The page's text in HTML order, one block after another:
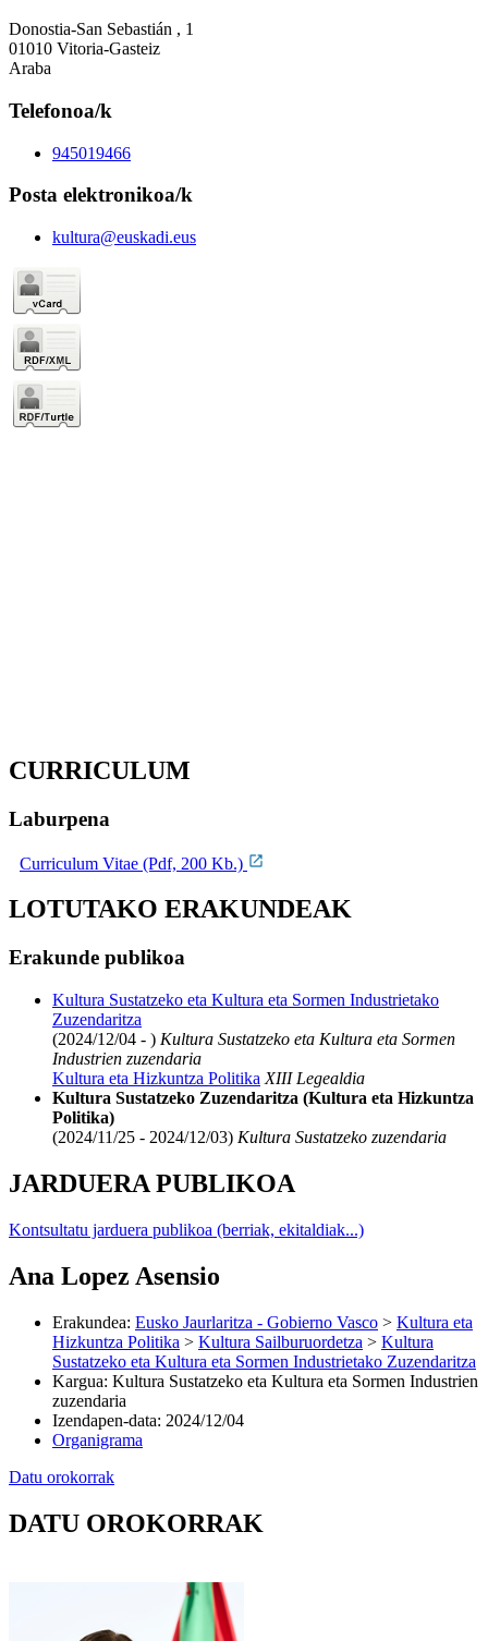
Donostia-San Sebastián , 1
01010 Vitoria-Gasteiz
Araba
Telefonoa/k
945019466
Posta elektronikoa/k
kultura@euskadi.eus
CURRICULUM
Laburpena
Curriculum Vitae (Pdf, 200 Kb.)
LOTUTAKO ERAKUNDEAK
Erakunde publikoa
Kultura Sustatzeko eta Kultura eta Sormen Industrietako
Zuzendaritza
(2024/12/04 - ) Kultura Sustatzeko eta Kultura eta Sormen
Industrien zuzendaria
Kultura eta Hizkuntza Politika XIII Legealdia
Kultura Sustatzeko Zuzendaritza (Kultura eta Hizkuntza
Politika)
(2024/11/25 - 2024/12/03) Kultura Sustatzeko zuzendaria
JARDUERA PUBLIKOA
Kontsultatu jarduera publikoa (berriak, ekitaldiak...)
Ana Lopez Asensio
Erakundea: Eusko Jaurlaritza - Gobierno Vasco > Kultura eta
Hizkuntza Politika > Kultura Sailburuordetza > Kultura
Sustatzeko eta Kultura eta Sormen Industrietako Zuzendaritza
Kargua: Kultura Sustatzeko eta Kultura eta Sormen Industrien
zuzendaria
Izendapen-data: 2024/12/04
Organigrama
Datu orokorrak
DATU OROKORRAK